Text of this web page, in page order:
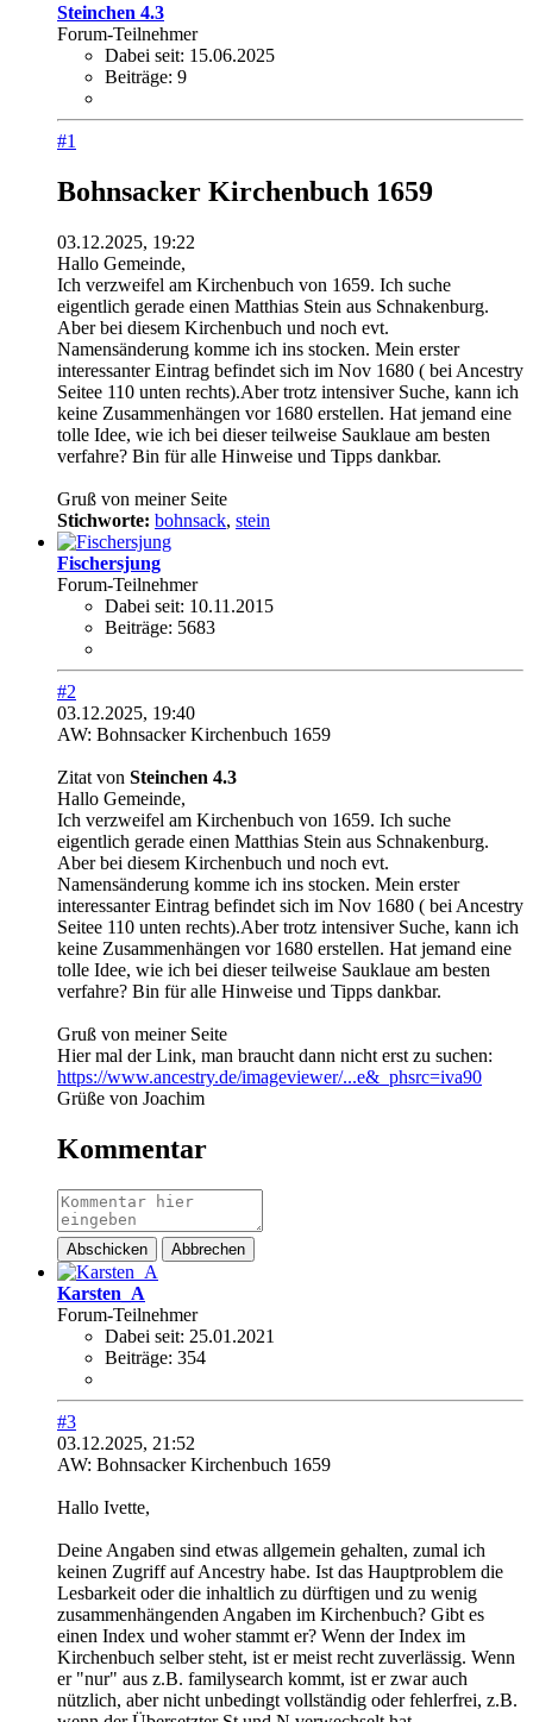
Steinchen 4.3
Forum-Teilnehmer
Dabei seit: 15.06.2025
Beiträge: 9
#1
Bohnsacker Kirchenbuch 1659
03.12.2025, 19:22
Hallo Gemeinde,
Ich verzweifel am Kirchenbuch von 1659. Ich suche
eigentlich gerade einen Matthias Stein aus Schnakenburg.
Aber bei diesem Kirchenbuch und noch evt.
Namensänderung komme ich ins stocken. Mein erster
interessanter Eintrag befindet sich im Nov 1680 ( bei Ancestry
Seitee 110 unten rechts).Aber trotz intensiver Suche, kann ich
keine Zusammenhängen vor 1680 erstellen. Hat jemand eine
tolle Idee, wie ich bei dieser teilweise Sauklaue am besten
verfahre? Bin für alle Hinweise und Tipps dankbar.
Gruß von meiner Seite
Stichworte: bohnsack, stein
Fischersjung
Forum-Teilnehmer
Dabei seit: 10.11.2015
Beiträge: 5683
#2
03.12.2025, 19:40
AW: Bohnsacker Kirchenbuch 1659
Zitat von Steinchen 4.3
Hallo Gemeinde,
Ich verzweifel am Kirchenbuch von 1659. Ich suche
eigentlich gerade einen Matthias Stein aus Schnakenburg.
Aber bei diesem Kirchenbuch und noch evt.
Namensänderung komme ich ins stocken. Mein erster
interessanter Eintrag befindet sich im Nov 1680 ( bei Ancestry
Seitee 110 unten rechts).Aber trotz intensiver Suche, kann ich
keine Zusammenhängen vor 1680 erstellen. Hat jemand eine
tolle Idee, wie ich bei dieser teilweise Sauklaue am besten
verfahre? Bin für alle Hinweise und Tipps dankbar.
Gruß von meiner Seite
Hier mal der Link, man braucht dann nicht erst zu suchen:
https://www.ancestry.de/imageviewer/...e&_phsrc=iva90
Grüße von Joachim
Kommentar
Abschicken Abbrechen
Karsten_A
Forum-Teilnehmer
Dabei seit: 25.01.2021
Beiträge: 354
#3
03.12.2025, 21:52
AW: Bohnsacker Kirchenbuch 1659
Hallo Ivette,
Deine Angaben sind etwas allgemein gehalten, zumal ich
keinen Zugriff auf Ancestry habe. Ist das Hauptproblem die
Lesbarkeit oder die inhaltlich zu dürftigen und zu wenig
zusammenhängenden Angaben im Kirchenbuch? Gibt es
einen Index und woher stammt er? Wenn der Index im
Kirchenbuch selber steht, ist er meist recht zuverlässig. Wenn
er "nur" aus z.B. familysearch kommt, ist er zwar auch
nützlich, aber nicht unbedingt vollständig oder fehlerfrei, z.B.